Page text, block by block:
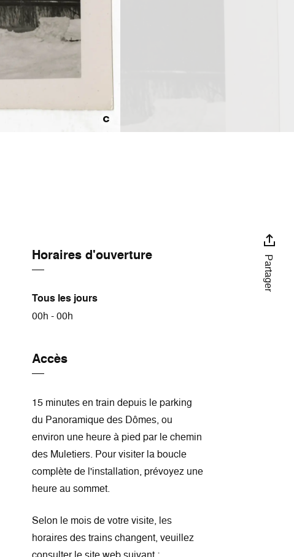
Partager
Horaires d'ouverture
Tous les jours
00h - 00h
Accès
15 minutes en train depuis le parking
du Panoramique des Dômes, ou
environ une heure à pied par le chemin
des Muletiers. Pour visiter la boucle
complète de l'installation, prévoyez une
heure au sommet.
Selon le mois de votre visite, les
horaires des trains changent, veuillez